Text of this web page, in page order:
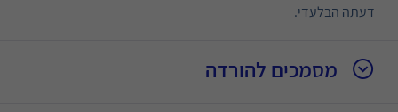
דעתה הבלעדי.
מסמכים להורדה